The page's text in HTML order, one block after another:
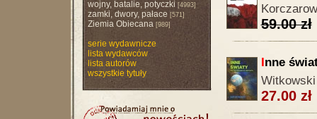
wojny, batalie, potyczki [4993]
zamki, dwory, pałace [571]
Ziemia Obiecana[989]
serie wydawnicze
lista wydawców
lista autorów
wszystkie tytuły
59.00 zł
Inne
27.00 zł